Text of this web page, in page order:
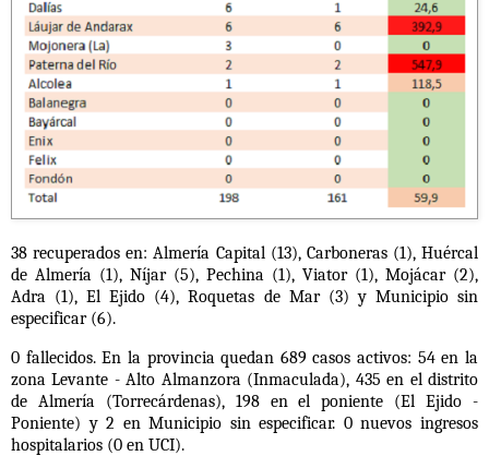
38 recuperados en: Almería Capital (13), Carboneras (1), Huércal
de Almería (1), Níjar (5), Pechina (1), Viator (1), Mojácar (2),
Adra (1), El Ejido (4), Roquetas de Mar (3) y Municipio sin
especificar (6).
0 fallecidos.En la provincia quedan 689 casos activos: 54 en la
zona Levante - Alto Almanzora (Inmaculada), 435 en el distrito
de Almería (Torrecárdenas), 198 en el poniente (El Ejido -
Poniente) y 2 en Municipio sin especificar. 0 nuevos ingresos
hospitalarios (0 en UCI).